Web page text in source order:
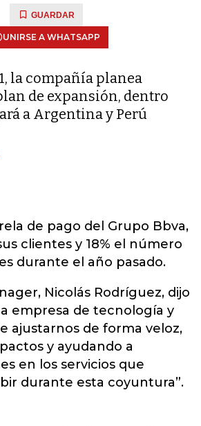
GUARDAR
UNIRSE A WHATSAPP
la compañía planea
de expansión, dentro
a Argentina y Perú
de pago del Grupo Bbva,
clientes y 18% el número
durante el año pasado.
Nicolás Rodríguez, dijo
empresa de tecnología y
ajustarnos de forma veloz,
y ayudando a
en los servicios que
durante esta coyuntura”.